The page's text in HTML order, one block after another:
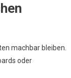
machbar bleiben.
oder